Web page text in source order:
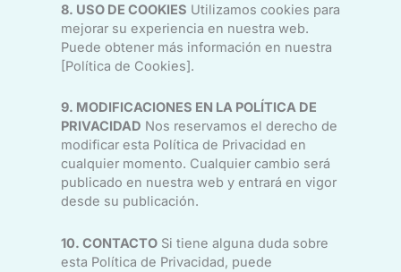
8. USO DE COOKIES Utilizamos cookies para
mejorar su experiencia en nuestra web.
Puede obtener más información en nuestra
[Política de Cookies].
9. MODIFICACIONES EN LA POLÍTICA DE
PRIVACIDAD Nos reservamos el derecho de
modificar esta Política de Privacidad en
cualquier momento. Cualquier cambio será
publicado en nuestra web y entrará en vigor
desde su publicación.
10. CONTACTOSi tiene alguna duda sobre
esta Política de Privacidad, puede